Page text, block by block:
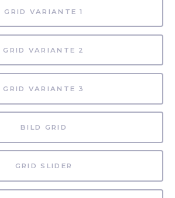
GRID VARIANTE 1
GRID VARIANTE 2
GRID VARIANTE 3
BILD GRID
GRID SLIDER